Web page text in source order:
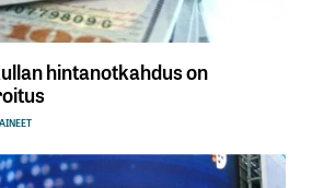
hintanotkahdus on